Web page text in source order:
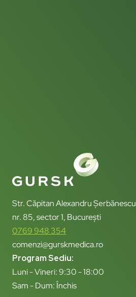
Str. Căpitan Alexandru Șerbănescu
nr. 85, sector 1, București
0769 948 354
comenzi@gurskmedica.ro
Program Sediu:
Luni - Vineri: 9:30 - 18:00
Sam - Dum: Închis